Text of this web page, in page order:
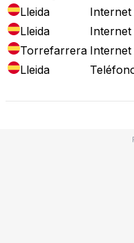
Lleida
Internet
Lleida
Internet
Torrefarrera Internet
Lleida